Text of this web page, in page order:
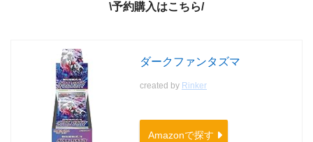
\予約購入はこちら/
ダークファンタズマ
created by Rinker
Amazonで探す